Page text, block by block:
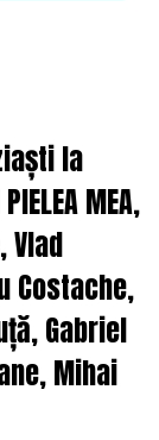
la
MEA,
Vlad
Costache,
Gabriel
Mihai